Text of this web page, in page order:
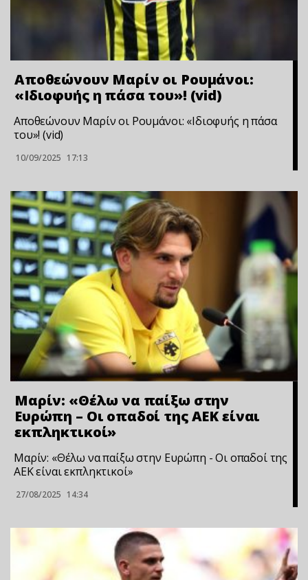
Αποθεώνουν Μαρίν οι Ρουμάνοι:
«Ιδιοφυής η πάσα του»! (vid)
Αποθεώνουν Μαρίν οι Ρουμάνοι: «Ιδιοφυής η πάσα
του»! (vid)
10/09/2025 17:13
Μαρίν: «Θέλω να παίξω στην
Ευρώπη – Οι οπαδοί της ΑΕΚ είναι
εκπληκτικοί»
Μαρίν: «Θέλω να παίξω στην Ευρώπη - Οι οπαδοί της
ΑΕΚ είναι εκπληκτικοί»
27/08/2025 14:34